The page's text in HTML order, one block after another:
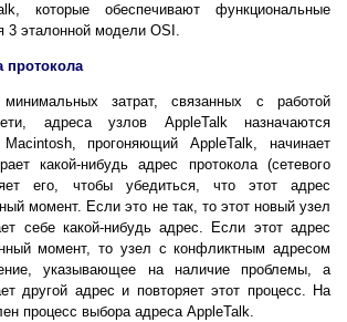
которые обеспечивают функциональные
3 эталонной модели OSI.
протокола
затрат, связанных с работой
aдреса узлов AppleTalk назначаются
прогоняющий AppleTalk, начинает
какой-нибудь адрес протокола (сетевого
его, чтобы убедиться, что этот адрес
момент. Если это не так, то этот новый узел
себе какой-нибудь адрес. Если этот адрес
момент, то узел с конфликтным адресом
указывающее на наличие проблемы, а
другой адрес и повторяет этот процесс. На
процесс выбора адреса AppleTalk.